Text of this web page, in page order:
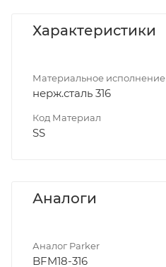
Характеристики
Материальное исполнение
нерж.сталь 316
Код Материал
SS
Аналоги
Аналог Parker
BFM18-316